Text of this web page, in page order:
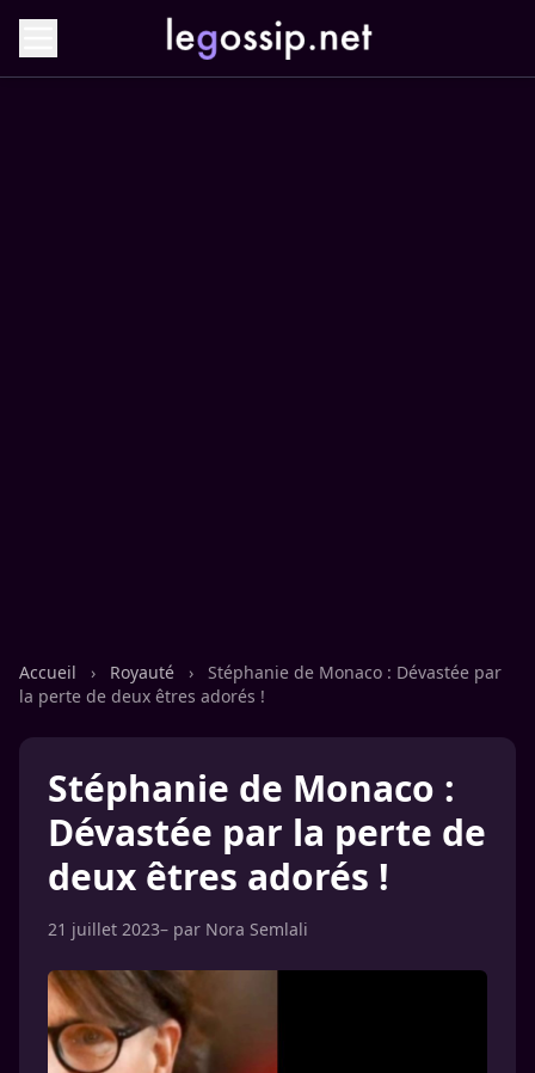
Accueil › Royauté ›
Stéphanie de Monaco : Dévastée par
la perte de deux êtres adorés !
Stéphanie de Monaco :
Dévastée par la perte de
deux êtres adorés !
21 juillet 2023– par Nora Semlali